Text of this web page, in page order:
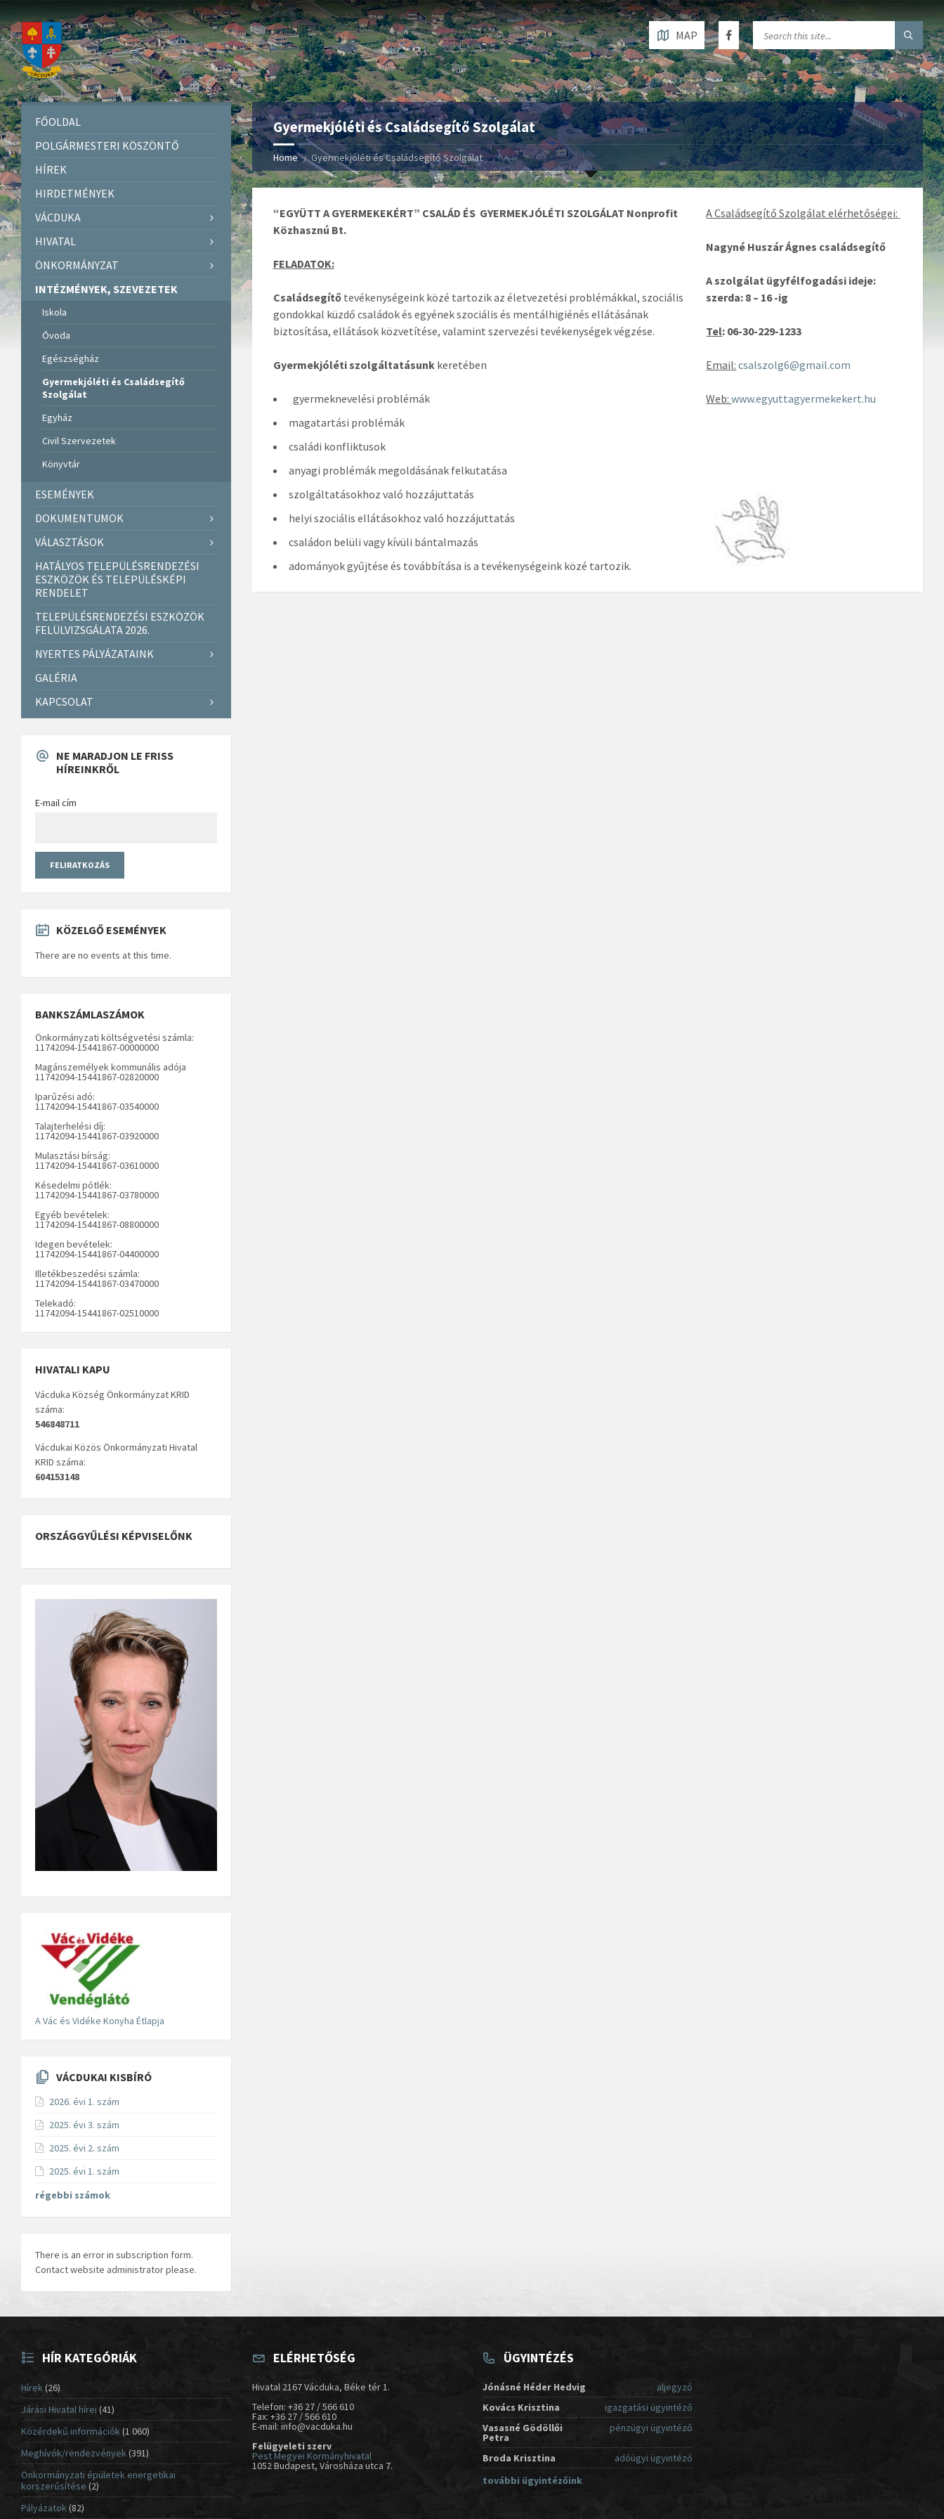
MAP
Gyermekjóléti és Családsegítő Szolgálat
Home Gyermekjóléti és Családsegítő Szolgálat
“EGYÜTT A GYERMEKEKÉRT” CSALÁD ÉS GYERMEKJÓLÉTI SZOLGÁLAT Nonprofit
Közhasznú Bt.
FELADATOK:
Családsegítőtevékenységeink közé tartozik az életvezetési problémákkal, szociális
gondokkal küzdő családok és egyének szociális és mentálhigiénés ellátásának
biztosítása, ellátások közvetítése, valamint szervezési tevékenységek végzése.
Gyermekjóléti szolgáltatásunkkeretében
gyermeknevelési problémák
magatartási problémák
családi konfliktusok
anyagi problémák megoldásának felkutatása
szolgáltatásokhoz való hozzájuttatás
helyi szociális ellátásokhoz való hozzájuttatás
családon belüli vagy kívüli bántalmazás
adományok gyűjtése és továbbítása is a tevékenységeink közé tartozik.
A Családsegítő Szolgálat elérhetőségei:
Nagyné Huszár Ágnes családsegítő
A szolgálat ügyfélfogadási ideje:
szerda: 8 – 16 -ig
Tel: 06-30-229-1233
Email: csalszolg6@gmail.com
Web:www.egyuttagyermekekert.hu
FŐOLDAL
POLGÁRMESTERI KÖSZÖNTŐ
HÍREK
HIRDETMÉNYEK
VÁCDUKA
HIVATAL
ÖNKORMÁNYZAT
INTÉZMÉNYEK, SZEVEZETEK
Iskola
Óvoda
Egészségház
Gyermekjóléti és Családsegítő
Szolgálat
Egyház
Civil Szervezetek
Könyvtár
ESEMÉNYEK
DOKUMENTUMOK
VÁLASZTÁSOK
HATÁLYOS TELEPÜLÉSRENDEZÉSI
ESZKÖZÖK ÉS TELEPÜLÉSKÉPI
RENDELET
TELEPÜLÉSRENDEZÉSI ESZKÖZÖK
FELÜLVIZSGÁLATA 2026.
NYERTES PÁLYÁZATAINK
GALÉRIA
KAPCSOLAT
NE MARADJON LE FRISS
HÍREINKRŐL
E-mail cím
KÖZELGŐ ESEMÉNYEK
There are no events at this time.
BANKSZÁMLASZÁMOK
Önkormányzati költségvetési számla:
11742094-15441867-00000000
Magánszemélyek kommunális adója
11742094-15441867-02820000
Iparűzési adó:
11742094-15441867-03540000
Talajterhelési díj:
11742094-15441867-03920000
Mulasztási bírság:
11742094-15441867-03610000
Késedelmi pótlék:
11742094-15441867-03780000
Egyéb bevételek:
11742094-15441867-08800000
Idegen bevételek:
11742094-15441867-04400000
Illetékbeszedési számla:
11742094-15441867-03470000
Telekadó:
11742094-15441867-02510000
HIVATALI KAPU
Vácduka Község Önkormányzat KRID
száma:
546848711
Vácdukai Közös Önkormányzati Hivatal
KRID száma:
604153148
ORSZÁGGYŰLÉSI KÉPVISELŐNK
A Vác és Vidéke Konyha Étlapja
VÁCDUKAI KISBÍRÓ
2026. évi 1. szám
2025. évi 3. szám
2025. évi 2. szám
2025. évi 1. szám
régebbi számok
There is an error in subscription form.
Contact website administrator please.
HÍR KATEGÓRIÁK
Hírek (26)
Járási Hivatal hírei (41)
Közérdekű információk(1 060)
Meghívók/rendezvények(391)
Önkormányzati épületek energetikai
korszerűsítése (2)
Pályázatok(82)
ELÉRHETŐSÉG
Hivatal 2167 Vácduka, Béke tér 1.
Telefon: +36 27 / 566 610
Fax: +36 27 / 566 610
E-mail: info@vacduka.hu
Felügyeleti szerv
Pest Megyei Kormányhivatal
1052 Budapest, Városháza utca 7.
ÜGYINTÉZÉS
Jónásné Héder Hedvig
aljegyző
Kovács Krisztina
igazgatási ügyintéző
Vasasné Gödöllői
Petra
pénzügyi ügyintéző
Broda Krisztina
adóügyi ügyintéző
további ügyintézőink